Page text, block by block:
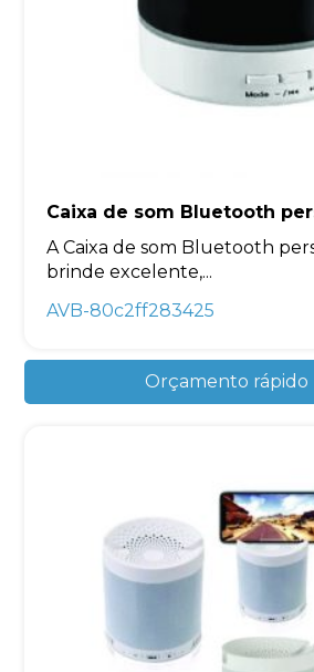
Caixa de som Bluetooth
A Caixa de som Bluetooth
brinde excelente,...
AVB-80c2ff283425
Orçamento rápido